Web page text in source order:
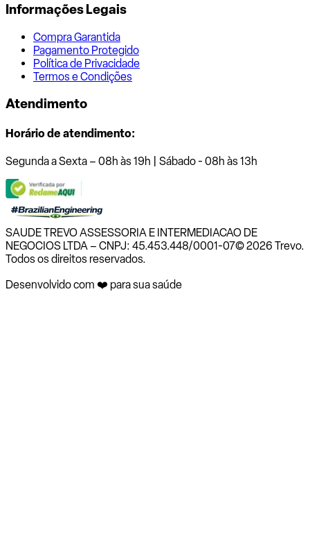
Informações Legais
Compra Garantida
Pagamento Protegido
Política de Privacidade
Termos e Condições
Atendimento
Horário de atendimento:
Segunda a Sexta – 08h às 19h | Sábado - 08h às 13h
SAUDE TREVO ASSESSORIA E INTERMEDIACAO DE
NEGOCIOS LTDA – CNPJ: 45.453.448/0001-07© 2026 Trevo.
Todos os direitos reservados.
Desenvolvido com ❤️ para sua saúde